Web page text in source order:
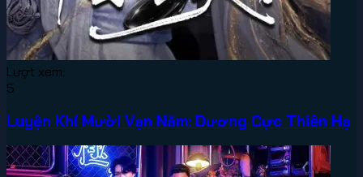
Lượt xem:
5
Luyện Khí Mười Vạn Năm: Dương Cực Thiên Hạ